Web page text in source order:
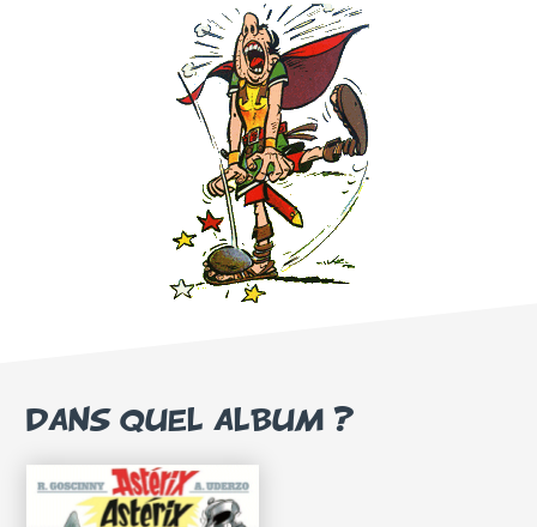
DANS QUEL ALBUM ?